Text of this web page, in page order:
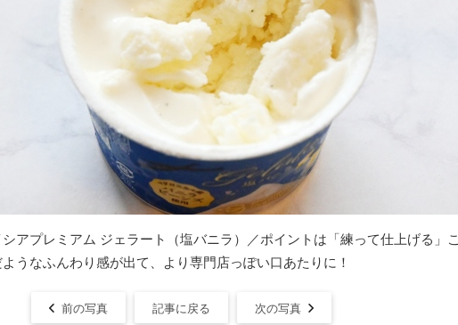
シアプレミアム ジェラート（塩バニラ）／ポイントは「練って仕上げる」こ
うなふんわり感が出て、より専門店っぽい口あたりに！
前の写真 記事に戻る 次の写真